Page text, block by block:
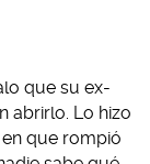
que su ex-
abrirlo. Lo hizo
que rompió